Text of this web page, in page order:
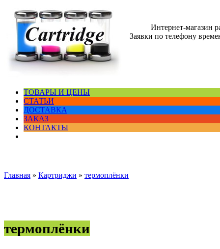
Интернет-магазин
Заявки по телефону
ТОВАРЫ И ЦЕНЫ
СТАТЬИ
ДОСТАВКА
ЗАКАЗ
КОНТАКТЫ
Главная » Картриджи » термоплёнки
термоплёнки